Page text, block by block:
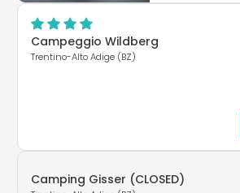
Campeggio Wildberg
Trentino-Alto Adige (BZ)
Camping Gisser (CLOSED)